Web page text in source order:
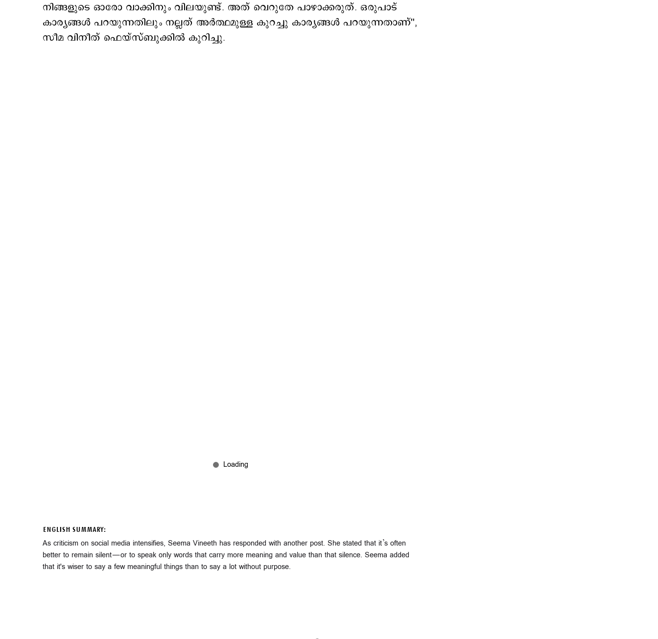
നിങ്ങളുടെ ഓരോ വാക്കിനും വിലയുണ്ട്. അത് വെറുതേ പാഴാക്കരുത്. ഒരുപാട്
കാര്യങ്ങൾ പറയുന്നതിലും നല്ലത് അർത്ഥമുള്ള കുറച്ചു കാര്യങ്ങൾ പറയുന്നതാണ്'',
സീമ വിനീത് ഫെയ്സ്ബുക്കിൽ കുറിച്ചു.
ENGLISH SUMMARY:
As criticism on social media intensifies, Seema Vineeth has responded with another post. She stated that it’s often
better to remain silent—or to speak only words that carry more meaning and value than that silence. Seema added
that it's wiser to say a few meaningful things than to say a lot without purpose.